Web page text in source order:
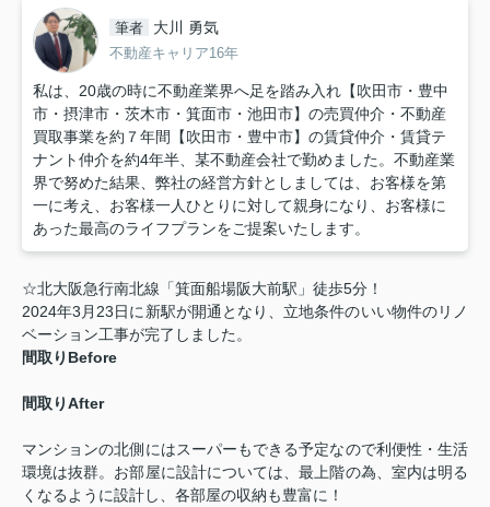
筆者 大川 勇気
不動産キャリア16年
私は、20歳の時に不動産業界へ足を踏み入れ【吹田市・豊中
市・摂津市・茨木市・箕面市・池田市】の売買仲介・不動産
買取事業を約７年間【吹田市・豊中市】の賃貸仲介・賃貸テ
ナント仲介を約4年半、某不動産会社で勤めました。不動産業
界で努めた結果、弊社の経営方針としましては、お客様を第
一に考え、お客様一人ひとりに対して親身になり、お客様に
あった最高のライフプランをご提案いたします。
☆北大阪急行南北線「箕面船場阪大前駅」徒歩5分！
2024年3月23日に新駅が開通となり、立地条件のいい物件のリノ
ベーション工事が完了しました。
間取りBefore
間取りAfter
マンションの北側にはスーパーもできる予定なので利便性・生活
環境は抜群。お部屋に設計については、最上階の為、室内は明る
くなるように設計し、各部屋の収納も豊富に！